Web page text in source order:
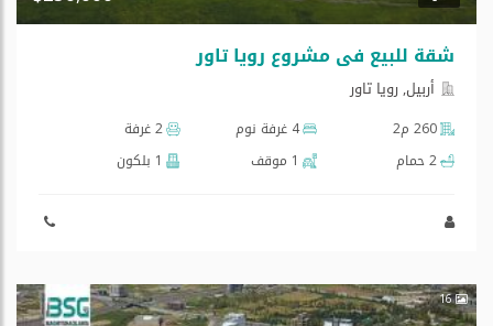
شقة للبیع في مشروع رویا تاور
أربيل, رویا تاور
260 م2 4 غرفة نوم
2 غرفة
2 حمام
1 موقف 1 بلكون
16